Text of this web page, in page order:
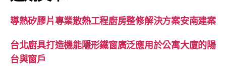
導熱矽膠片專業散熱工程廚房整修解決方案安南建案
台北廚具打造機能隱形鐵窗廣泛應用於公寓大廈的陽
台與窗戶